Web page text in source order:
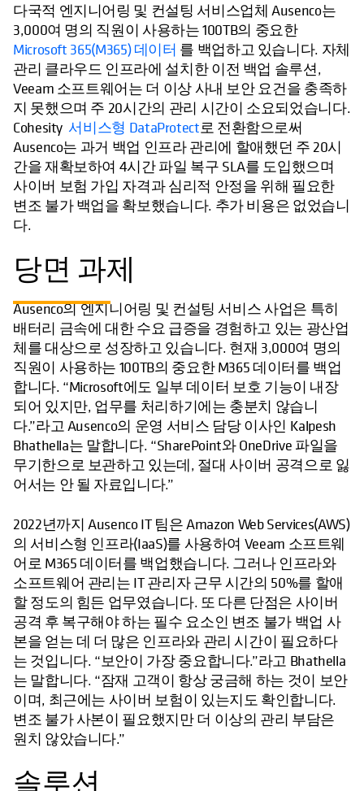
다국적 엔지니어링 및 컨설팅 서비스업체 Ausenco는
3,000여 명의 직원이 사용하는 100TB의 중요한
Microsoft 365(M365) 데이터 를 백업하고 있습니다. 자체
관리 클라우드 인프라에 설치한 이전 백업 솔루션,
Veeam 소프트웨어는 더 이상 사내 보안 요건을 충족하
지 못했으며 주 20시간의 관리 시간이 소요되었습니다.
Cohesity 서비스형 DataProtect로 전환함으로써
Ausenco는 과거 백업 인프라 관리에 할애했던 주 20시
간을 재확보하여 4시간 파일 복구 SLA를 도입했으며
사이버 보험 가입 자격과 심리적 안정을 위해 필요한
변조 불가 백업을 확보했습니다. 추가 비용은 없었습니
다.
당면 과제
Ausenco의 엔지니어링 및 컨설팅 서비스 사업은 특히
배터리 금속에 대한 수요 급증을 경험하고 있는 광산업
체를 대상으로 성장하고 있습니다. 현재 3,000여 명의
직원이 사용하는 100TB의 중요한 M365 데이터를 백업
합니다. “Microsoft에도 일부 데이터 보호 기능이 내장
되어 있지만, 업무를 처리하기에는 충분치 않습니
다.”라고 Ausenco의 운영 서비스 담당 이사인 Kalpesh
Bhathella는 말합니다. “SharePoint와 OneDrive 파일을
무기한으로 보관하고 있는데, 절대 사이버 공격으로 잃
어서는 안 될 자료입니다.”
2022년까지 Ausenco IT 팀은 Amazon Web Services(AWS)
의 서비스형 인프라(IaaS)를 사용하여 Veeam 소프트웨
어로 M365 데이터를 백업했습니다. 그러나 인프라와
소프트웨어 관리는 IT 관리자 근무 시간의 50%를 할애
할 정도의 힘든 업무였습니다. 또 다른 단점은 사이버
공격 후 복구해야 하는 필수 요소인 변조 불가 백업 사
본을 얻는 데 더 많은 인프라와 관리 시간이 필요하다
는 것입니다. “보안이 가장 중요합니다.”라고 Bhathella
는 말합니다. “잠재 고객이 항상 궁금해 하는 것이 보안
이며, 최근에는 사이버 보험이 있는지도 확인합니다.
변조 불가 사본이 필요했지만 더 이상의 관리 부담은
원치 않았습니다.”